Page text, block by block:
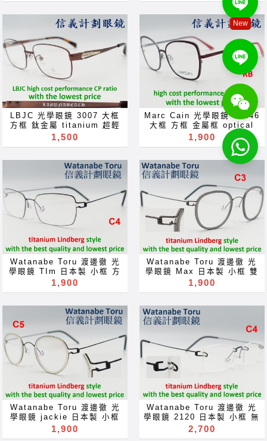
Окуляри bril Kính
glasögon Gelas चश्मा めが
ね 안경 Okulary specula
ImeMyself Eyewear
casual wear clothes and
accessories
Окуляри bril Kính
glasögon Gelas चश्मा めが
ね 안경 Okulary specula
ImeMyself Eyewear
casual wear clothes and
accessories
求婚 訂婚 結婚 周年紀念 情
人節 母親節 畢業 就職 就業
生日禮物手工眼鏡 抗藍光 全
視線 變色鏡片 近視 老花 多
焦點 鏡片 近视 眼镜 抗藍光
濾藍光愛色鏡片 抗蓝光 滤蓝
光 全視線 愛色鏡片 全视线
变色镜片 禮物 贈品 禮品
gift for Акуляры
Kacamata Gafas Des
lunettes •I, очки Bryle
Mga Salamin Okulary
specula "9pun pical
frames spectacles
sunglasses for Rx
prescription near far
sighted reading glass
blue ray light block filter
lenses Oculos de sol
11324 Sonnenbrillen
occhiali da sole
solglasogon Kinh râm
zonnebril Slunecni bryle
Lunettes de soleil عينك
أفتابى gözlüğü hita
napszemüveg Solglerag
Kaamata 4ф a Gas de sol
แว่นตากันแดด CoHAYHi
OKynapn Cermin mata
hitam ocularia solaria
TeMHbIe O4KM
Kesinaipix solbriller
Okulary aurinkolasit 太陽
眼鏡 太阳眼镜 and
ImeMyself Eyewear
casual wear clothes LINE
花 多焦點 鏡片 近视 眼镜 抗
藍光 濾藍光 變色鏡片 抗蓝光
滤蓝光 全視線 變色鏡片 全视
线 变色镜片 optical frames
spectacles glasses Rx
prescription for near far
sighted reading glass
blue block lenses blue
light block filter
eyeglasses Акуляры
Kacamata Gafas Des
lunettes نظارات очки
Brýle Mga Salamin
occhiali Gläser szemüveg
Окуляри bril Kính
glasögon Gelas चश्मा めが
ね 안경 Okulary specula
ImeMyself Eyewear
casual wear clothes and
accessories
LBJC 光學眼鏡 3007 大框
方框 鈦金屬 titanium 超輕
超彈性 optical frames
藍光 濾藍光 變色鏡片 抗蓝光
滤蓝光 全視線 變色鏡片 全视
spectacles glasses Rx
prescription for near far
sighted reading glass
blue block lenses blue
light block filter
eyeglasses Акуляры
Kacamata Gafas Des
lunettes نظارات очки
Brýle Mga Salamin
occhiali Gläser szemüveg
Окуляри bril Kính
ね 안경 Okulary specula
ImeMyself Eyewear
casual wear clothes and
accessories
1,500
Marc Cain 光學眼鏡 82246
大框 方框 金屬框 optical
frames glasses 眼鏡 可配
近視 老花 多焦點 鏡片 近视
眼镜 抗藍光 濾藍光 變色鏡片
抗蓝光 滤蓝光 全視線 變色鏡
片 全视线 变色镜片 optical
frames spectacles
glasses Rx prescription
for near far sighted
reading glass blue block
lenses blue light block
filter eyeglasses
Акуляры Kacamata Gafas
Des lunettes نظارات очки
Brýle Mga Salamin
occhiali Gläser szemüveg
Окуляри bril Kính
glasögon Gelas चश्मा めが
ImeMyself Eyewear
casual wear clothes and
accessories
1,900
Watanabe Toru 渡邊徹 光
學眼鏡 TIm 日本製 小框 方
框 鈦 金屬 titanium 超輕 超
Lindberg 林柏格 林德伯格
ic! berlin Markus T
Mykita 眼鏡 超越 Lindberg
可配 近視 老花 多焦點 鏡片
近视 眼镜 抗藍光 濾藍光 變
色鏡片 抗蓝光 滤蓝光 全視線
變色鏡片 全视线 变色镜片
optical frames spectacles
glasses Rx prescription
for near far sighted
reading glass blue block
lenses blue light block
filter eyeglasses
Акуляры Kacamata Gafas
1,900
Watanabe Toru 渡邊徹 光
學眼鏡 Max 日本製 小框 雙
材質 複合式 方 圓框 鈦 金屬
glasses not Lindberg 林柏
格 林德伯格 ic! berlin
Markus T Mykita 眼鏡 超
越 Lindberg 可配 近視 老花
多焦點 鏡片 近视 眼镜 抗藍
光 濾藍光 變色鏡片 抗蓝光
滤蓝光 全視線 變色鏡片 全视
spectacles glasses Rx
prescription for near far
sighted reading glass
blue block lenses blue
light block filter
eyeglasses Акуляры
1,900
Watanabe Toru 渡邊徹 光
學眼鏡 jackie 日本製 小框
雙材質 複合式 圓框 鈦 金屬
titanium 超輕 超彈性 螺旋
1,900
Watanabe Toru 渡邊徹 光
學眼鏡 2120 日本製 小框 無
框 方框 鈦 金屬 titanium 超
輕 超彈性 螺旋形鉸鏈
2,700
New